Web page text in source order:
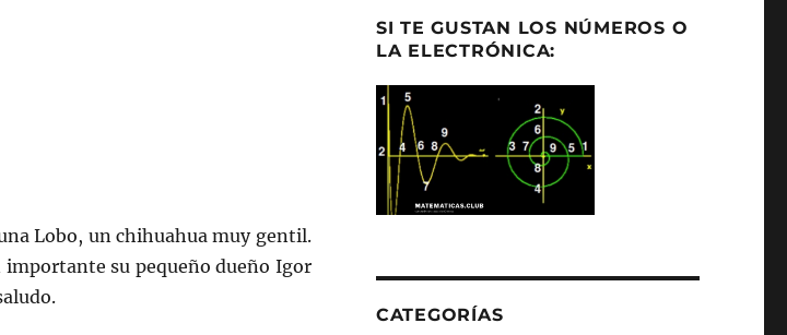
Lobo, un chihuahua muy gentil.
su pequeño dueño Igor
SI TE GUSTAN LOS NÚMEROS O
LA ELECTRÓNICA:
CATEGORÍAS